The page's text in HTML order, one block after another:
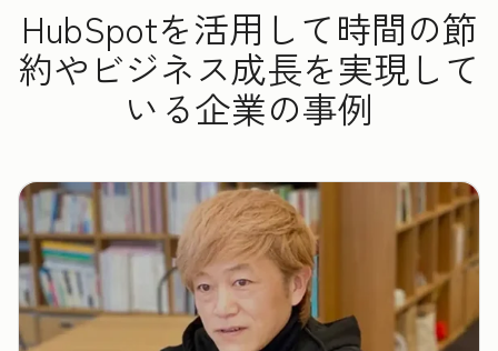
HubSpotを活用して時間の節
約やビジネス成長を実現して
いる企業の事例